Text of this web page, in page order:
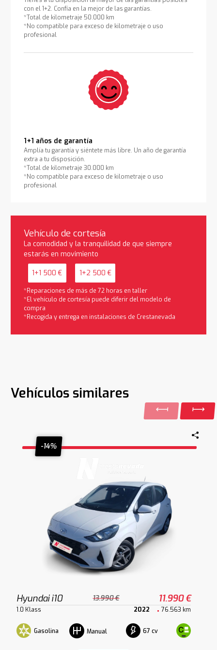
con el 1+2. Confía en la mejor de las garantías.
*Total de kilometraje 50.000 km
*No compatible para exceso de kilometraje o uso
profesional
1+1 años de garantía
Amplía tu garantía y siéntete más libre. Un año de garantía
extra a tu disposición.
*Total de kilometraje 30.000 km
*No compatible para exceso de kilometraje o uso
profesional
Vehículo de cortesía
La comodidad y la tranquilidad de que siempre
estarás en movimiento
1+1 500 € 1+2 500 €
*Reparaciones de más de 72 horas en taller
*El vehículo de cortesía puede diferir del modelo de
compra
*Recogida y entrega en instalaciones de Crestanevada
Vehículos similares
-14%
Hyundai i10 13.990 € 11.990 €
1.0 Klass 2022 76.563 km
Gasolina Manual 67 cv